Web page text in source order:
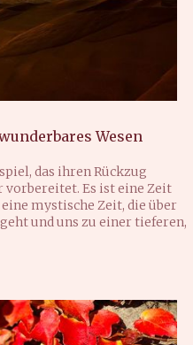
Wesen
das ihren Rückzug
vorbereitet. Es ist eine Zeit
mystische Zeit, die über
und uns zu einer tieferen,